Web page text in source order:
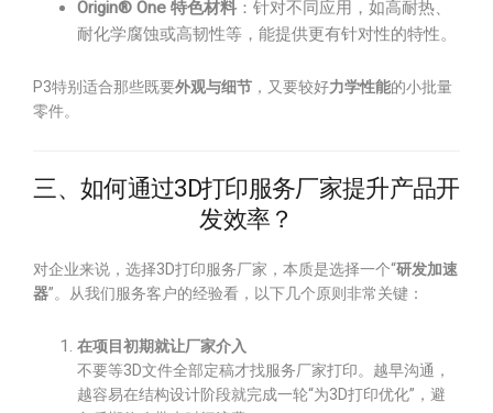
Origin® One 特色材料 ：针对不同应用，如高耐热、
耐化学腐蚀或高韧性等，能提供更有针对性的特性。
P3特别适合那些既要外观与细节 ，又要较好力学性能的小批量
零件。
三、如何通过3D打印服务厂家提升产品开
发效率？
对企业来说，选择3D打印服务厂家，本质是选择一个“研发加速
器”。从我们服务客户的经验看，以下几个原则非常关键：
在项目初期就让厂家介入
不要等3D文件全部定稿才找服务厂家打印。越早沟通，
越容易在结构设计阶段就完成一轮“为3D打印优化”，避